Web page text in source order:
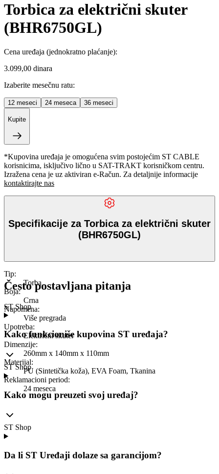
Torbica za električni skuter
(BHR6750GL)
Cena uređaja (jednokratno plaćanje):
3.099,00 dinara
Izaberite mesečnu ratu:
12 meseci 24 meseca 36 meseci
Kupite
*Kupovina uređaja je omogućena svim postojećim ST CABLE
korisnicima, isključivo lično u SAT-TRAKT korisničkom centru.
Izražena cena je uz aktiviran e-Račun. Za detaljnije informacije
kontaktirajte nas
Specifikacije za Torbica za električni skuter
(BHR6750GL)
Tip:
Torba
Boja:
Crna
Napomena:
Više pregrada
Upotreba:
Električni skuter
Dimenzije:
260mm x 140mm x 110mm
Materijal:
PU (Sintetička koža), EVA Foam, Tkanina
Reklamacioni period:
24 meseca
Često postavljana pitanja
ST Shop
Kako funkcioniše kupovina ST uređaja?
ST Shop
Kako mogu preuzeti svoj uređaj?
ST Shop
Da li ST Uređaji dolaze sa garancijom?